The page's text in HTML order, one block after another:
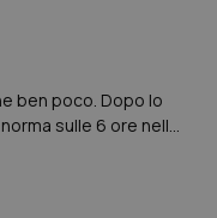
ben poco. Dopo lo
sulle 6 ore nelle